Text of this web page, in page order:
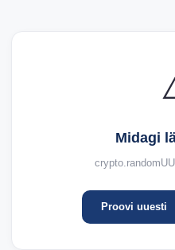
Midagi
Proovi uuesti